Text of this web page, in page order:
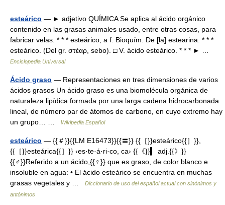
esteárico — ► adjetivo QUÍMICA Se aplica al ácido orgánico
contenido en las grasas animales usado, entre otras cosas, para
fabricar velas. * * * esteárico, a f. Bioquím. De [la] estearina. * * *
esteárico. (Del gr. στέαρ, sebo). □ V. ácido esteárico. * * * ► …
Enciclopedia Universal
Ácido graso — Representaciones en tres dimensiones de varios
ácidos grasos Un ácido graso es una biomolécula orgánica de
naturaleza lipídica formada por una larga cadena hidrocarbonada
lineal, de número par de átomos de carbono, en cuyo extremo hay
un grupo… …
Wikipedia Español
esteárico — {{＃}}{{LM E16473}}{{〓}} {{［}}esteárico{{］}},
{{［}}esteárica{{］}} ‹es·te·á·ri·co, ca› {{《}}▍ adj.{{》}}
{{♂}}Referido a un ácido,{{♀}} que es graso, de color blanco e
insoluble en agua: • El ácido esteárico se encuentra en muchas
grasas vegetales y …
Diccionario de uso del español actual con sinónimos y
antónimos